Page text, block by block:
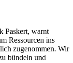
Paskert, warnt
Ressourcen ins
zugenommen. Wir
bündeln und